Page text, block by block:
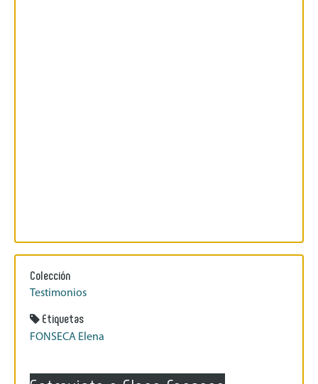
Colección
Testimonios
Etiquetas
FONSECA Elena